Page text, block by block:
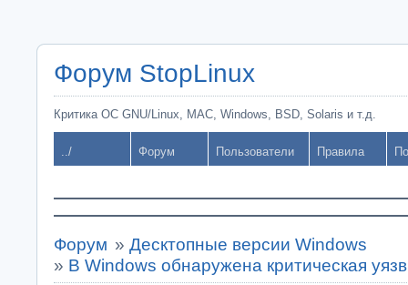
Форум StopLinux
Критика ОС GNU/Linux, MAC, Windows, BSD, Solaris и т.д.
../ Форум Пользователи Правила
Форум » Десктопные версии Windows
» В Windows обнаружена критическая